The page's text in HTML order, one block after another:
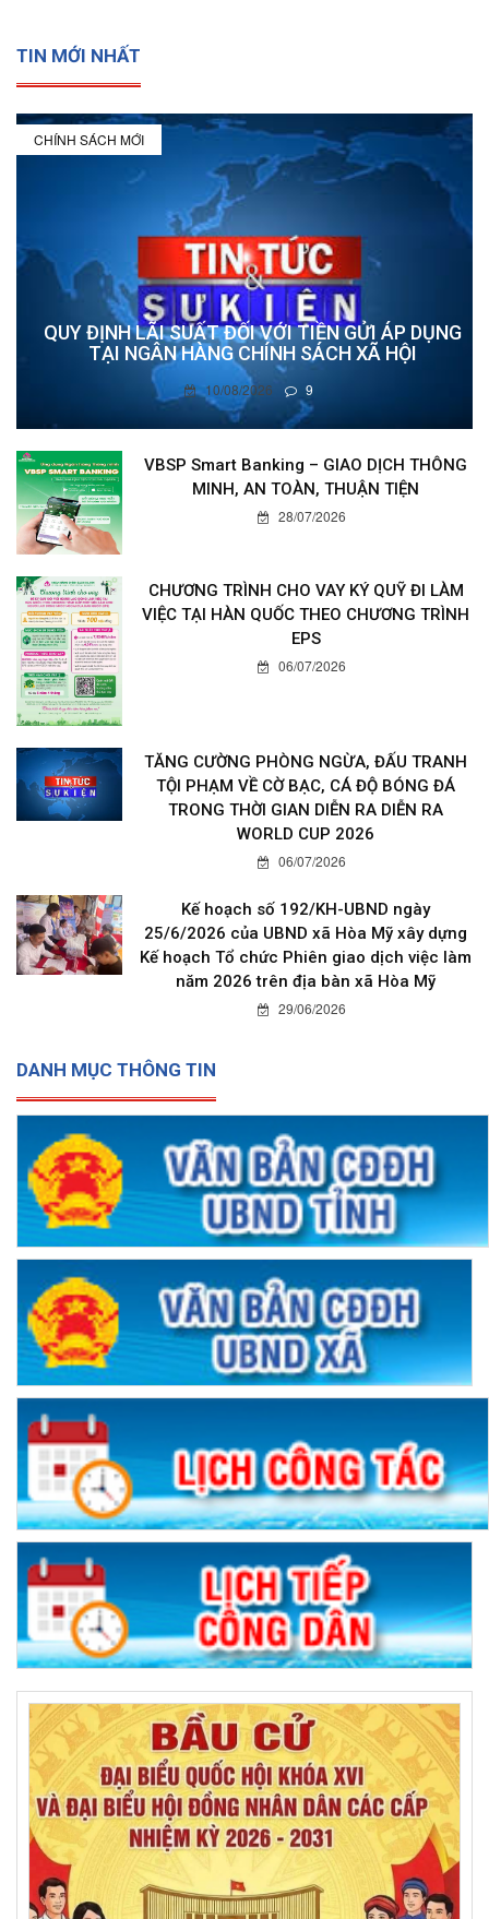
TIN MỚI NHẤT
CHÍNH SÁCH MỚI
QUY ĐỊNH LÃI SUẤT ĐỐI VỚI TIỀN GỬI ÁP DỤNG
TẠI NGÂN HÀNG CHÍNH SÁCH XÃ HỘI
10/08/2026 9
VBSP Smart Banking – GIAO DỊCH THÔNG
MINH, AN TOÀN, THUẬN TIỆN
28/07/2026
CHƯƠNG TRÌNH CHO VAY KÝ QUỸ ĐI LÀM
VIỆC TẠI HÀN QUỐC THEO CHƯƠNG TRÌNH
EPS
06/07/2026
TĂNG CƯỜNG PHÒNG NGỪA, ĐẤU TRANH
TỘI PHẠM VỀ CỜ BẠC, CÁ ĐỘ BÓNG ĐÁ
TRONG THỜI GIAN DIỄN RA DIỄN RA
WORLD CUP 2026
06/07/2026
Kế hoạch số 192/KH-UBND ngày
25/6/2026 của UBND xã Hòa Mỹ xây dựng
Kế hoạch Tổ chức Phiên giao dịch việc làm
năm 2026 trên địa bàn xã Hòa Mỹ
29/06/2026
DANH MỤC THÔNG TIN